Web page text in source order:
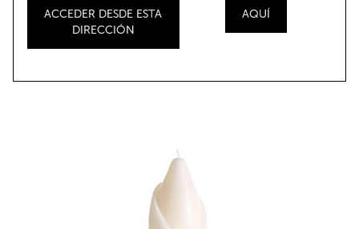
ACCEDER DESDE ESTA
DIRECCIÓN
AQUÍ